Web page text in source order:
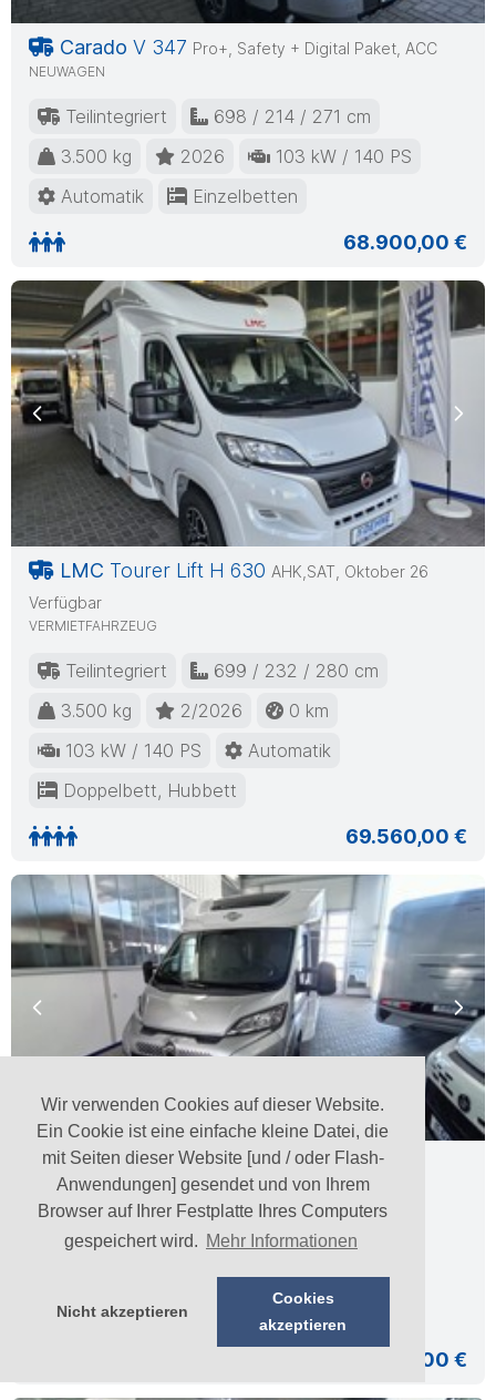
Wir verwenden Cookies auf dieser Website.
Ein Cookie ist eine einfache kleine Datei, die
mit Seiten dieser Website [und / oder Flash-
Anwendungen] gesendet und von Ihrem
Browser auf Ihrer Festplatte Ihres Computers
gespeichert wird. Mehr Informationen
Nicht akzeptieren
Cookies
akzeptieren
Carado V 347 Pro+, Safety + Digital Paket, ACC
NEUWAGEN
Teilintegriert
698 / 214 / 271 cm
3.500 kg
2026
103 kW / 140 PS
Automatik
Einzelbetten
68.900,00 €
Previous Next
LMC Tourer Lift H 630 AHK,SAT, Oktober 26
Verfügbar
VERMIETFAHRZEUG
Teilintegriert
699 / 232 / 280 cm
3.500 kg
2/2026
0 km
103 kW / 140 PS
Automatik
Doppelbett, Hubbett
69.560,00 €
Previous Next
CaradoT 457ohne Hubbett
NEUWAGEN
Teilintegriert
741 / 232 / 290 cm
2026
103 kW / 140 PS
Schaltgetriebe
Einzelbetten
69.590,00 €